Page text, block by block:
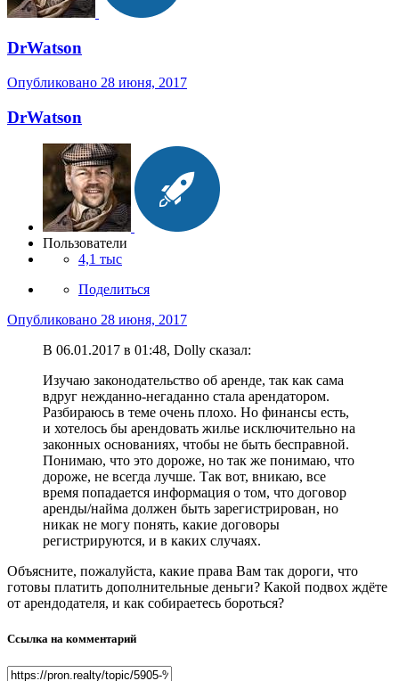
DrWatson
Опубликовано 28 июня, 2017
DrWatson
Пользователи
4,1 тыс
Поделиться
Опубликовано 28 июня, 2017
В 06.01.2017 в 01:48, Dolly сказал:
Изучаю законодательство об аренде, так как сама
вдруг нежданно-негаданно стала арендатором.
Разбираюсь в теме очень плохо. Но финансы есть,
и хотелось бы арендовать жилье исключительно на
законных основаниях, чтобы не быть бесправной.
Понимаю, что это дороже, но так же понимаю, что
дороже, не всегда лучше. Так вот, вникаю, все
время попадается информация о том, что договор
аренды/найма должен быть зарегистрирован, но
никак не могу понять, какие договоры
регистрируются, и в каких случаях.
Объясните, пожалуйста, какие права Вам так дороги, что
готовы платить дополнительные деньги? Какой подвох ждёте
от арендодателя, и как собираетесь бороться?
Ссылка на комментарий